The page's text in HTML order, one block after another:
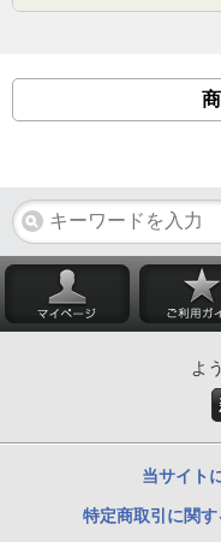
よ
当サイト
特定商取引に関